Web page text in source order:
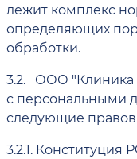
лежит комплекс
определяющих
обработки.
3.2.
ООО "Клиника
с персональными
следующие
3.2.1. Конституция